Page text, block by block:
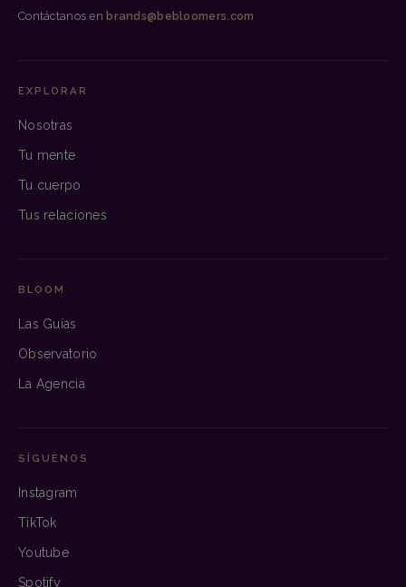
Contáctanos en brands@bebloomers.com
EXPLORAR
Nosotras
Tu mente
Tu cuerpo
Tus relaciones
BLOOM
Las Guías
Observatorio
La Agencia
SÍGUENOS
Instagram
TikTok
Youtube
Spotify